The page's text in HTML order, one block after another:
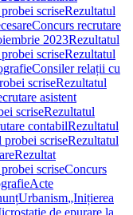
scriseRezultatul
Concurs recrutare
2023Rezultatul
scriseRezultatul
Consiler relații cu
scriseRezultatul
asistent
scriseRezultatul
contabilRezultatul
probei scriseRezultatul
Rezultat
scriseConcurs
Acte
Urbanism„Inițierea
de epurare la